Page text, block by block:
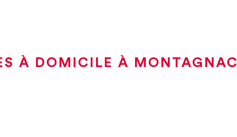
À DOMICILE À MONTAGNAC